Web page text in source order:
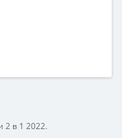
2 в 1 2022.